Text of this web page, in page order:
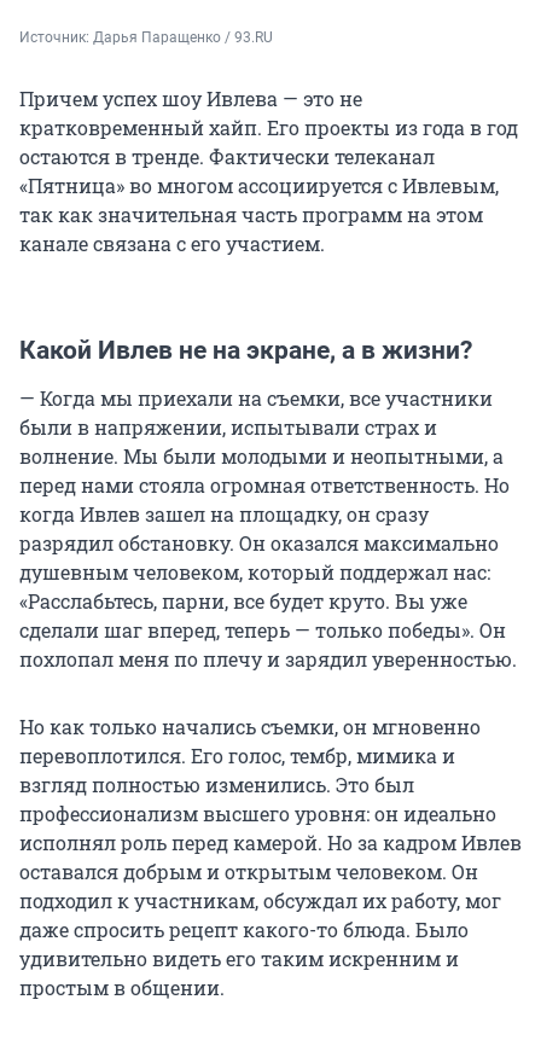
Источник: Дарья Паращенко / 93.RU
Причем успех шоу Ивлева — это не
кратковременный хайп. Его проекты из года в год
остаются в тренде. Фактически телеканал
«Пятница» во многом ассоциируется с Ивлевым,
так как значительная часть программ на этом
канале связана с его участием.
Какой Ивлев не на экране, а в жизни?
— Когда мы приехали на съемки, все участники
были в напряжении, испытывали страх и
волнение. Мы были молодыми и неопытными, а
перед нами стояла огромная ответственность. Но
когда Ивлев зашел на площадку, он сразу
разрядил обстановку. Он оказался максимально
душевным человеком, который поддержал нас:
«Расслабьтесь, парни, все будет круто. Вы уже
сделали шаг вперед, теперь — только победы». Он
похлопал меня по плечу и зарядил уверенностью.
Но как только начались съемки, он мгновенно
перевоплотился. Его голос, тембр, мимика и
взгляд полностью изменились. Это был
профессионализм высшего уровня: он идеально
исполнял роль перед камерой. Но за кадром Ивлев
оставался добрым и открытым человеком. Он
подходил к участникам, обсуждал их работу, мог
даже спросить рецепт какого-то блюда. Было
удивительно видеть его таким искренним и
простым в общении.